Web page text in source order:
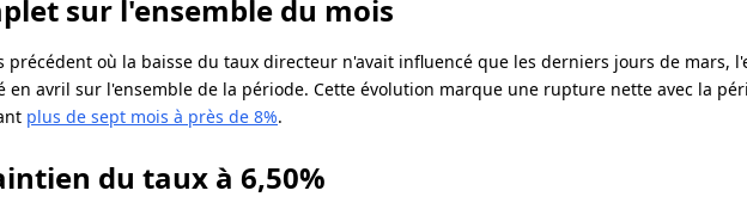
sur l'ensemble du mois
précédent où la baisse du taux directeur n'avait influencé que les derniers jours de mars,
en avril sur l'ensemble de la période. Cette évolution marque une rupture nette avec la
plus de sept mois à près de 8%.
du taux à 6,50%